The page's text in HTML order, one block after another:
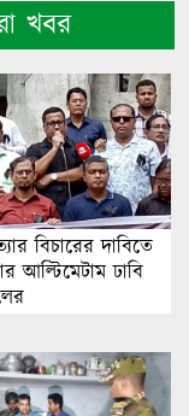
খবর
বিচারের দা‌বি‌তে
আ‌ল্টি‌মেটাম ঢাবি